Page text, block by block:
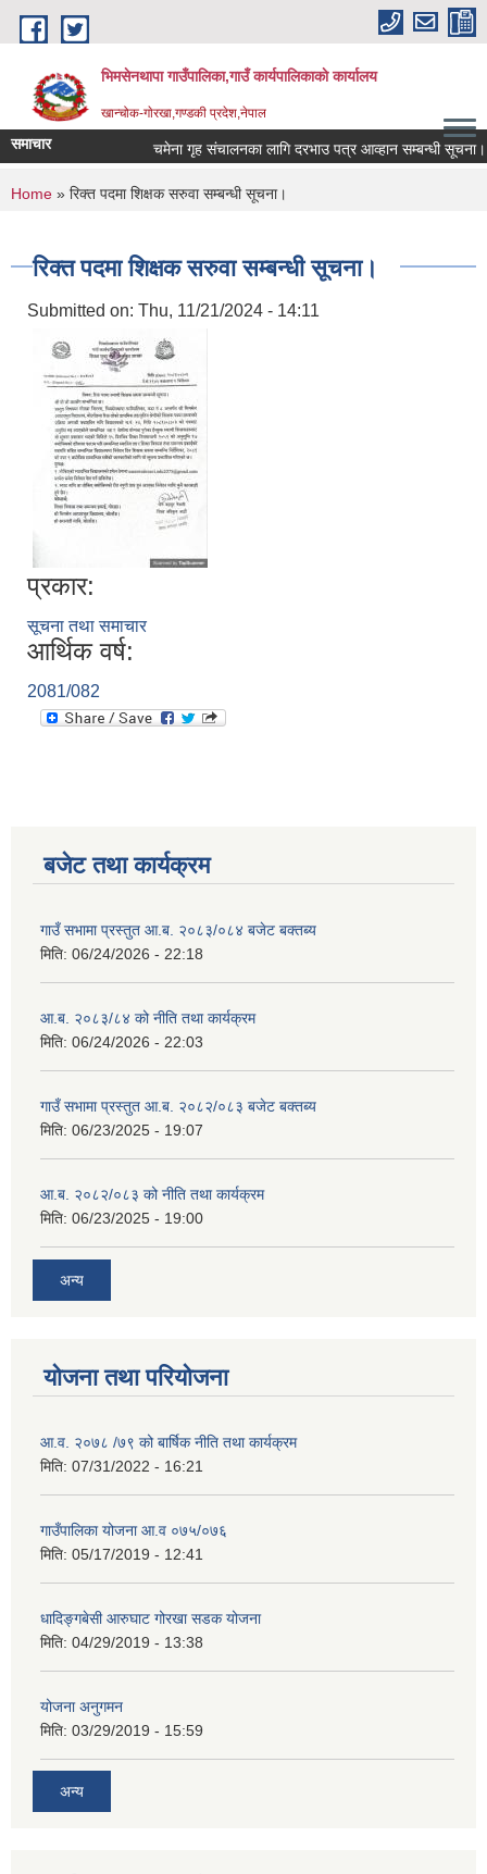
Skip to main content
भिमसेनथापा गाउँपालिका,गाउँ कार्यपालिकाकाे कार्यालय
खान्चोक-गाेरखा,गण्डकी प्रदेश,नेपाल
समाचार चमेना गृह संचालनका लागि दरभाउ पत्र आव्हान सम्बन्धी सूचना।
You are here
Home » रिक्त पदमा शिक्षक सरुवा सम्बन्धी सूचना।
रिक्त पदमा शिक्षक सरुवा सम्बन्धी सूचना।
Submitted on: Thu, 11/21/2024 - 14:11
प्रकार:
सूचना तथा समाचार
आर्थिक वर्ष:
2081/082
बजेट तथा कार्यक्रम
गाउँ सभामा प्रस्तुत आ.ब. २०८३/०८४ बजेट बक्तब्य
मिति: 06/24/2026 - 22:18
आ.ब. २०८३/८४ को नीति तथा कार्यक्रम
मिति: 06/24/2026 - 22:03
गाउँ सभामा प्रस्तुत आ.ब. २०८२/०८३ बजेट बक्तब्य
मिति: 06/23/2025 - 19:07
आ.ब. २०८२/०८३ को नीति तथा कार्यक्रम
मिति: 06/23/2025 - 19:00
अन्य
योजना तथा परियोजना
आ.व. २०७८ /७९ को बार्षिक नीति तथा कार्यक्रम
मिति: 07/31/2022 - 16:21
गाउँपालिका योजना आ.व ०७५/०७६
मिति: 05/17/2019 - 12:41
धादिङ्गबेसी आरुघाट गोरखा सडक योजना
मिति: 04/29/2019 - 13:38
योजना अनुगमन
मिति: 03/29/2019 - 15:59
अन्य